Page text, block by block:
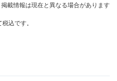
載情報は現在と異なる場合があります
込です。